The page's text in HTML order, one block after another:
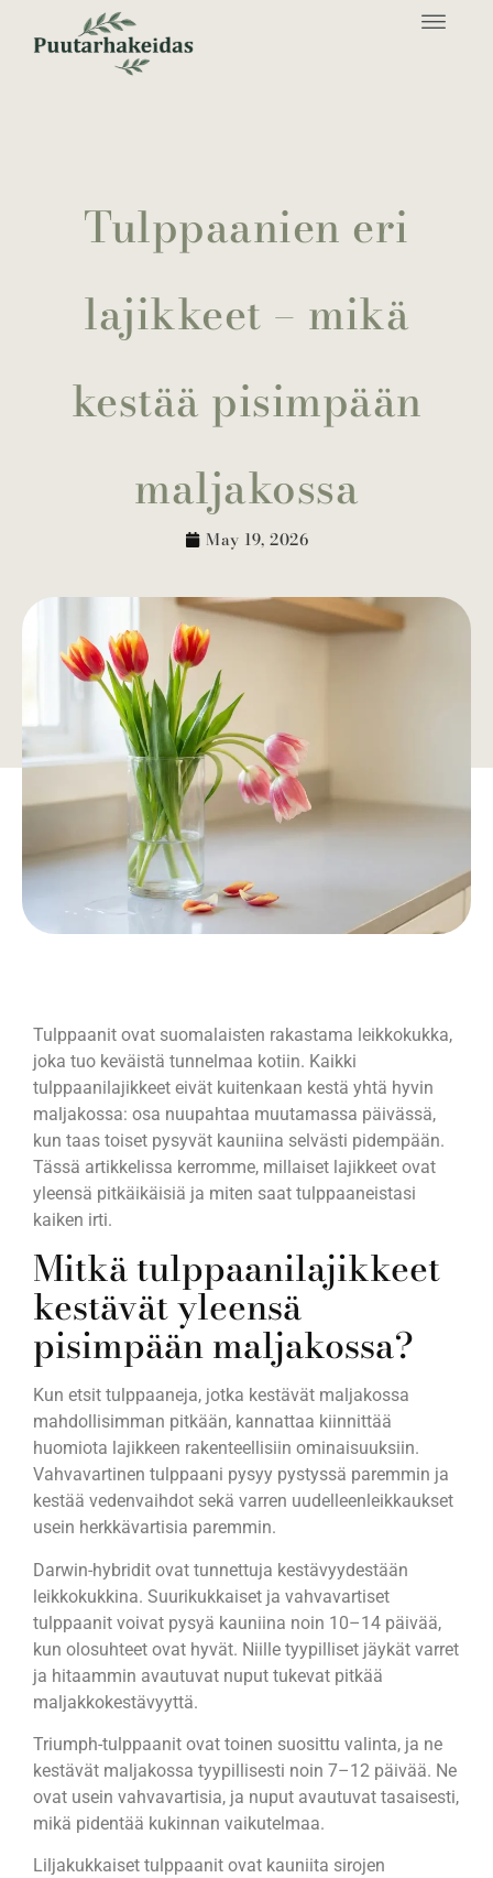
Tulppaanien eri
lajikkeet – mikä
kestää pisimpään
maljakossa
May 19, 2026
Tulppaanit ovat suomalaisten rakastama leikkokukka,
joka tuo keväistä tunnelmaa kotiin. Kaikki
tulppaanilajikkeet eivät kuitenkaan kestä yhtä hyvin
maljakossa: osa nuupahtaa muutamassa päivässä,
kun taas toiset pysyvät kauniina selvästi pidempään.
Tässä artikkelissa kerromme, millaiset lajikkeet ovat
yleensä pitkäikäisiä ja miten saat tulppaaneistasi
kaiken irti.
Mitkä tulppaanilajikkeet
kestävät yleensä
pisimpään maljakossa?
Kun etsit tulppaaneja, jotka kestävät maljakossa
mahdollisimman pitkään, kannattaa kiinnittää
huomiota lajikkeen rakenteellisiin ominaisuuksiin.
Vahvavartinen tulppaani pysyy pystyssä paremmin ja
kestää vedenvaihdot sekä varren uudelleenleikkaukset
usein herkkävartisia paremmin.
Darwin-hybridit ovat tunnettuja kestävyydestään
leikkokukkina. Suurikukkaiset ja vahvavartiset
tulppaanit voivat pysyä kauniina noin 10–14 päivää,
kun olosuhteet ovat hyvät. Niille tyypilliset jäykät varret
ja hitaammin avautuvat nuput tukevat pitkää
maljakkokestävyyttä.
Triumph-tulppaanit ovat toinen suosittu valinta, ja ne
kestävät maljakossa tyypillisesti noin 7–12 päivää. Ne
ovat usein vahvavartisia, ja nuput avautuvat tasaisesti,
mikä pidentää kukinnan vaikutelmaa.
Liljakukkaiset tulppaanit ovat kauniita sirojen